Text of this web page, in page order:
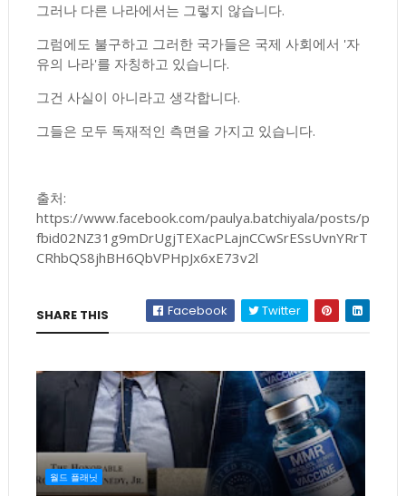
그러나 다른 나라에서는 그렇지 않습니다.
그럼에도 불구하고 그러한 국가들은 국제 사회에서 '자
유의 나라'를 자칭하고 있습니다.
그건 사실이 아니라고 생각합니다.
그들은 모두 독재적인 측면을 가지고 있습니다.
출처:
https://www.facebook.com/paulya.batchiyala/posts/p
fbid02NZ31g9mDrUgjTEXacPLajnCCwSrESsUvnYRrT
CRhbQS8jhBH6QbVPHpJx6xE73v2l
SHARE THIS Facebook Twitter
월드 플래닛